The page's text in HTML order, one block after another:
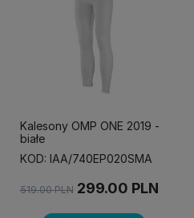
Kalesony OMP ONE 2019 -
białe
KOD: IAA/740EP020SMA
519.00 PLN 299.00 PLN